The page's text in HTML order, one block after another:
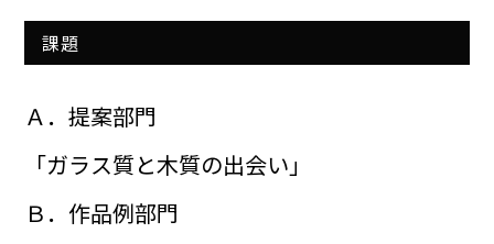
課題
Ａ．提案部門
「ガラス質と木質の出会い」
Ｂ．作品例部門